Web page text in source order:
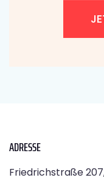
ADRESSE
Friedrichstraße